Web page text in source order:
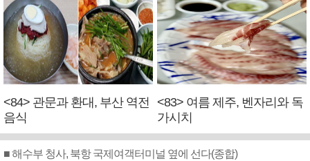
<84> 관문과 환대, 부산 역전
음식
<83> 여름 제주, 벤자리와 독
가시치
■ 해수부 청사, 북항 국제여객터미널 옆에 선다(종합)